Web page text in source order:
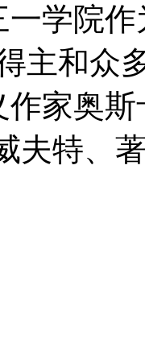
学院
主和众
家奥
夫特、